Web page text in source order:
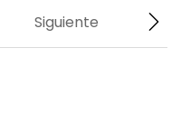
Siguiente